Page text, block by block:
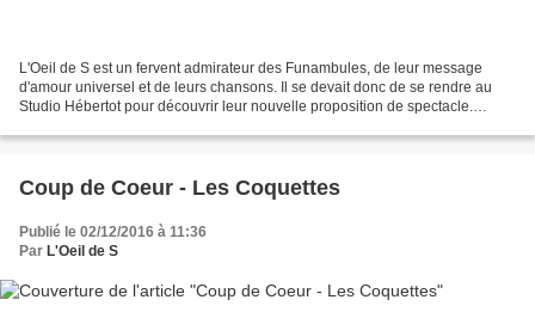
L'Oeil de S est un fervent admirateur des Funambules, de leur message
d'amour universel et de leurs chansons. Il se devait donc de se rendre au
Studio Hébertot pour découvrir leur nouvelle proposition de spectacle.
Coup de Coeur - Les Coquettes
Publié le 02/12/2016 à 11:36
Par L'Oeil de S